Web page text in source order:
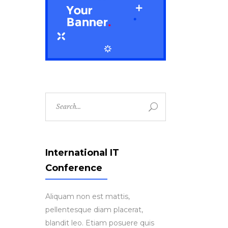
International IT
Conference
Aliquam non est mattis,
pellentesque diam placerat,
blandit leo. Etiam posuere quis